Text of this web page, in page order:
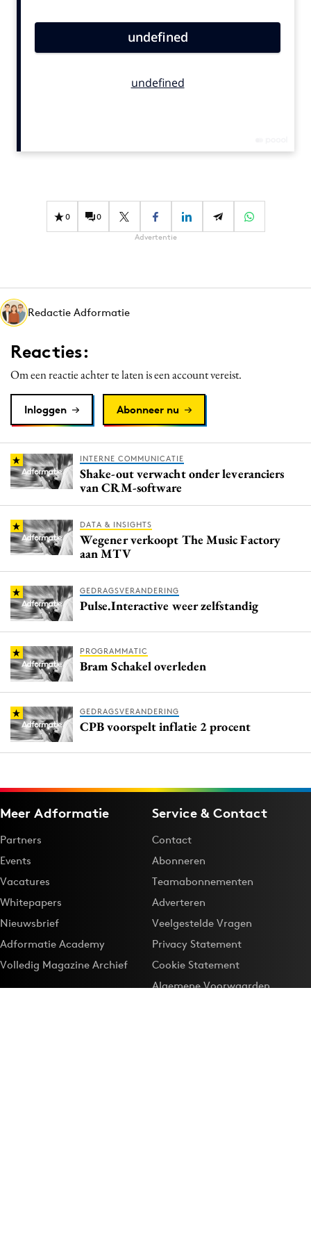
Carriere
Diversiteit
Interne communicatie
Martech
Media
Merkstrategie
PR
Purpose Marketing
Reputatie & crisis
0 0
Advertentie
Redactie Adformatie
Reacties:
Om een reactie achter te laten is een account vereist.
Inloggen Abonneer nu
INTERNE COMMUNICATIE
Shake-out verwacht onder leveranciers
van CRM-software
DATA & INSIGHTS
Wegener verkoopt The Music Factory
aan MTV
GEDRAGSVERANDERING
Pulse.Interactive weer zelfstandig
PROGRAMMATIC
Bram Schakel overleden
GEDRAGSVERANDERING
CPB voorspelt inflatie 2 procent
Meer Adformatie
Partners
Events
Vacatures
Whitepapers
Nieuwsbrief
Adformatie Academy
Volledig Magazine Archief
Service & Contact
Contact
Abonneren
Teamabonnementen
Adverteren
Veelgestelde Vragen
Privacy Statement
Cookie Statement
Algemene Voorwaarden